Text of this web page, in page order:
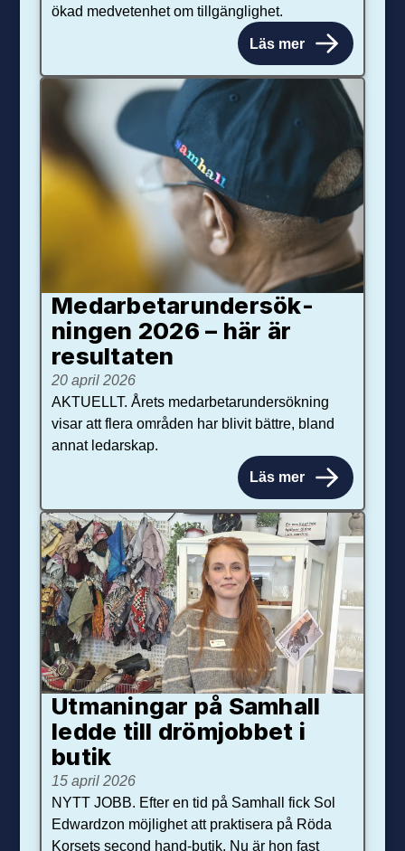
ökad medvetenhet om tillgänglighet.
Läs mer
Medarbetar­under­sök­
ningen 2026 – här är
resultaten
20 april 2026
AKTUELLT. Årets medarbetarundersökning
visar att flera områden har blivit bättre, bland
annat ledarskap.
Läs mer
Utmaningar på Sam­hall
ledde till dröm­jobbet i
butik
15 april 2026
NYTT JOBB. Efter en tid på Samhall fick Sol
Edwardzon möjlighet att praktisera på Röda
Korsets second hand-butik. Nu är hon fast